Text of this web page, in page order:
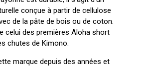
conçue à partir de cellulose
de la pâte de bois ou de coton.
celui des premières Aloha short
chutes de Kimono.
marque depuis des années et